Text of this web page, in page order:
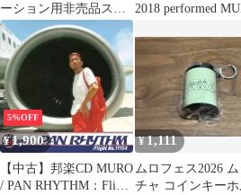
ーション用非売品ステ
ッカー 10枚セット
2018 performed
5%OFF
¥1,900
【中古】邦楽CD MURO
/ PAN RHYTHM：Flight
¥1,111
ムロフェス2026
チャ コインキーホ